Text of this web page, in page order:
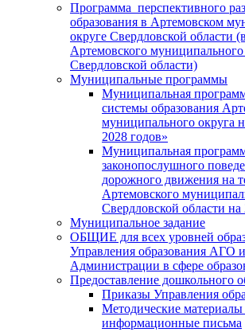
Программа перспективного
образования в Артемовском
округе Свердловской области
Артемовского муниципального
Свердловской области)
Муниципальные программы
Муниципальная
системы образования
муниципального округа
2028 годов»
Муниципальная
законопослушного
дорожного движения на
Артемовского
Свердловской области
Муниципальное задание
ОБЩИЕ для всех уровней
Управления образования АГО
Администрации в сфере
Предоставление дошкольного
Приказы Управления
Методические материалы
информационные письма